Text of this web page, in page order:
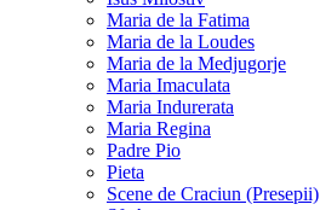
Maria de la Fatima
Maria de la Loudes
Maria de la Medjugorje
Maria Imaculata
Maria Indurerata
Maria Regina
Padre Pio
Pieta
Scene de Craciun (Presepii)